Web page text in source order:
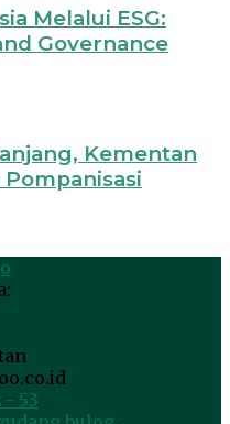
Melalui ESG:
Governance
Kementan
- 53